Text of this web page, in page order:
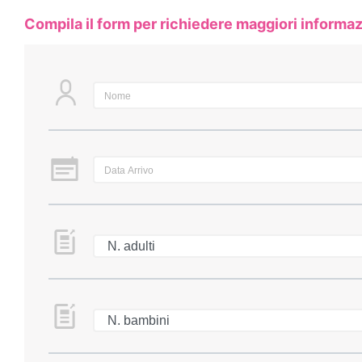
Compila il form per richiedere maggiori